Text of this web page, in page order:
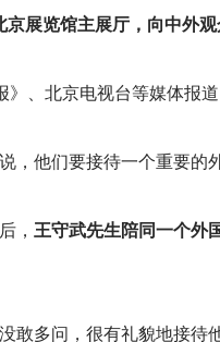
展览馆主展厅，向中外
》、北京电视台等媒体报
，他们要接待一个重要的
， 王守武先生陪同一个外
敢多问，很有礼貌地接待